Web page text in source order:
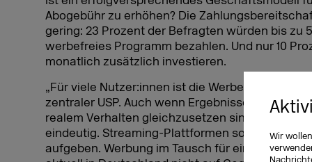
Wir
Abogebühr zu erhöhen? Die
gering: 23 Prozent der Befragten würden bis zu
werbefreies Programm bezahlen. Und nur 10
monatlich zusätzlich investieren.
„Für viele Nutzer:innen ist die Werbefreiheit der
zentraler USP. Auch wenn Ergebnisse aus
realem Verhalten gleichzusetzen sind, ist das
eindeutig. Streaming-Plattformen sollten sich
aufgeben. Werbung im Tausch für einen